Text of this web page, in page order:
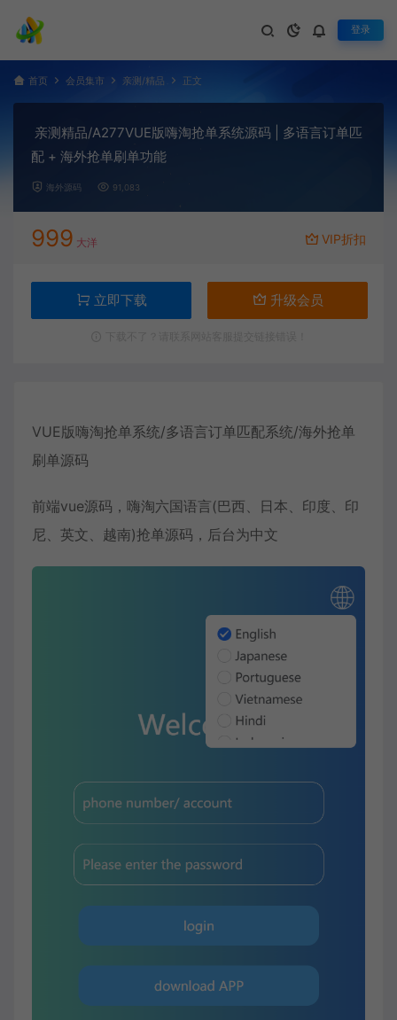
登录
首页 会员集市 亲测/精品 正文
亲测精品/A277VUE版嗨淘抢单系统源码 | 多语言订单匹
配 + 海外抢单刷单功能
海外源码 91,083
999 大洋 VIP折扣
立即下载 升级会员
VUE版嗨淘抢单系统/多语言订单匹配系统/海外抢单
刷单源码
前端vue源码，嗨淘六国语言(巴西、日本、印度、印
尼、英文、越南)抢单源码，后台为中文